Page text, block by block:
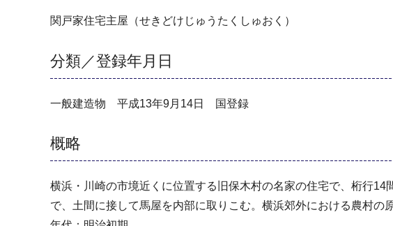
関戸家住宅主屋（せきどけじゅうたくしゅおく）
分類／登録年月日
一般建造物 平成13年9月14日 国登録
概略
横浜・川崎の市境近くに位置する旧保木村の名家の住宅で、桁行
で、土間に接して馬屋を内部に取りこむ。横浜郊外における農村の